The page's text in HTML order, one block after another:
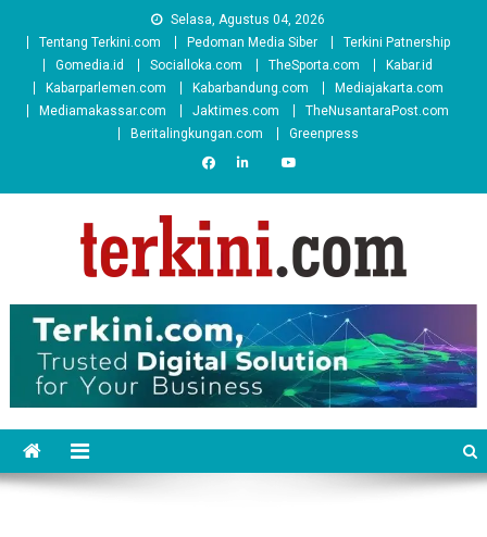
Selasa, Agustus 04, 2026
Tentang Terkini.com
Pedoman Media Siber
Terkini Patnership
Gomedia.id
Socialloka.com TheSporta.com
Kabar.id
Kabarparlemen.com
Kabarbandung.com
Mediajakarta.com
Mediamakassar.com
Jaktimes.com
TheNusantaraPost.com
Beritalingkungan.com
Greenpress